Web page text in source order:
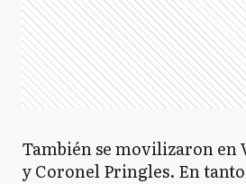
También se movilizaron en
y Coronel Pringles. En